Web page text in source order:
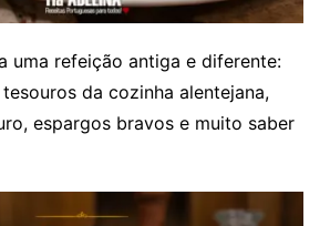
uma refeição antiga e diferente:
da cozinha alentejana,
espargos bravos e muito saber